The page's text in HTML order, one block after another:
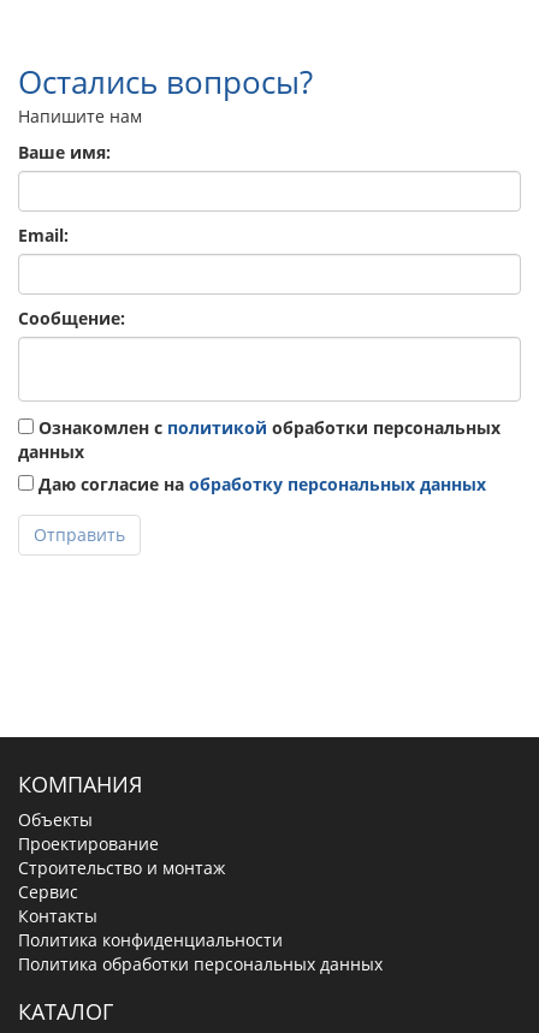
Остались вопросы?
Напишите нам
Ваше имя:
Email:
Сообщение:
Ознакомлен с политикой обработки персональных
данных
Даю согласие на обработку персональных данных
Отправить
КОМПАНИЯ
Объекты
Проектирование
Строительство и монтаж
Сервис
Контакты
Политика конфиденциальности
Политика обработки персональных данных
КАТАЛОГ